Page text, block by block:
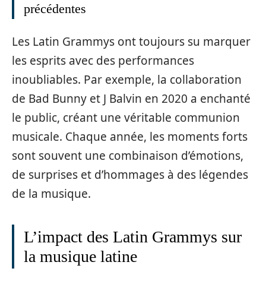
précédentes
Les Latin Grammys ont toujours su marquer
les esprits avec des performances
inoubliables. Par exemple, la collaboration
de Bad Bunny et J Balvin en 2020 a enchanté
le public, créant une véritable communion
musicale. Chaque année, les moments forts
sont souvent une combinaison d’émotions,
de surprises et d’hommages à des légendes
de la musique.
L’impact des Latin Grammys sur
la musique latine